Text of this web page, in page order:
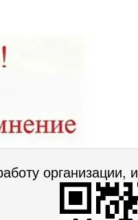
организации,